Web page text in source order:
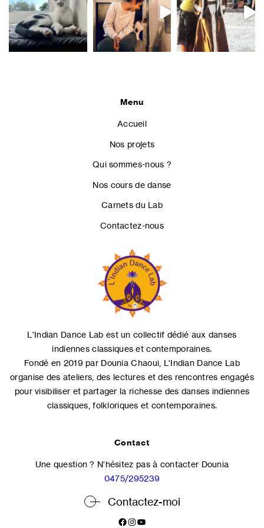
Menu
Accueil
Nos projets
Qui sommes-nous ?
Nos cours de danse
Carnets du Lab
Contactez-nous
L'Indian Dance Lab est un collectif dédié aux danses
indiennes classiques et contemporaines.
Fondé en 2019 par Dounia Chaoui, L'Indian Dance Lab
organise des ateliers, des lectures et des rencontres engagés
pour visibiliser et partager la richesse des danses indiennes
classiques, folkloriques et contemporaines.
Contact
Une question ? N’hésitez pas à contacter Dounia
0475/295239
Contactez-moi
Facebook
Instagram
YouTube